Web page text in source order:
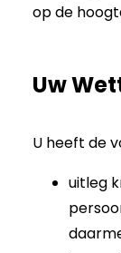
op de
Uw
U heeft de
uitleg